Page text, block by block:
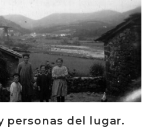
personas del lugar.